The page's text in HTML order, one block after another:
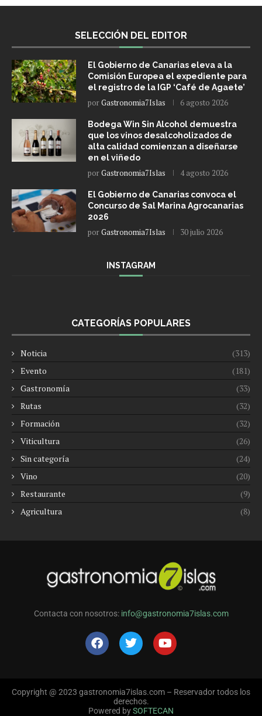
SELECCIÓN DEL EDITOR
El Gobierno de Canarias eleva a la
Comisión Europea el expediente para
el registro de la IGP ‘Café de Agaete’
porGastronomia7Islas 6 agosto 2026
Bodega Win Sin Alcohol demuestra
que los vinos desalcoholizados de
alta calidad comienzan a diseñarse
en el viñedo
porGastronomia7Islas 4 agosto 2026
El Gobierno de Canarias convoca el
Concurso de Sal Marina Agrocanarias
2026
porGastronomia7Islas 30 julio 2026
INSTAGRAM
CATEGORÍAS POPULARES
Noticia
(313)
Evento
(181)
Gastronomía
(33)
Rutas
(32)
Formación
(32)
Viticultura
(26)
Sin categoría
(24)
Vino
(20)
Restaurante
(9)
Agricultura
(8)
Contacta con nosotros: info@gastronomia7islas.com
Copyright @ 2023 gastronomia7islas.com – Reservador todos los
derechos.
Powered bySOFTECAN